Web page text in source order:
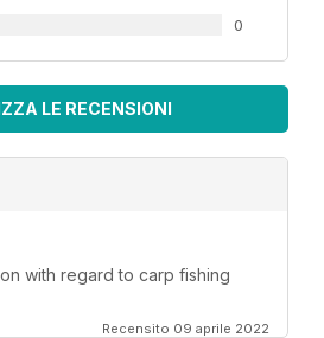
0
LE RECENSIONI
with regard to carp fishing
Recensito 09 aprile 2022